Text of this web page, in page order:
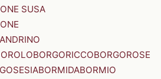
SUSA
BORGORICCOBORGOROSE
BORMIDABORMIO